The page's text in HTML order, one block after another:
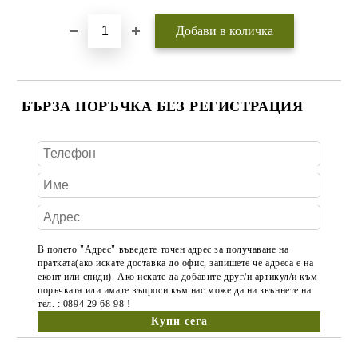
БЪРЗА ПОРЪЧКА БЕЗ РЕГИСТРАЦИЯ
В полето "Адрес" въведете точен адрес за получаване на
пратката(ако искате доставка до офис, запишете че адреса е на
еконт или спиди). Ако искате да добавите друг/и артикул/и към
поръчката или имате въпроси към нас може да ни звъннете на
тел. : 0894 29 68 98 !